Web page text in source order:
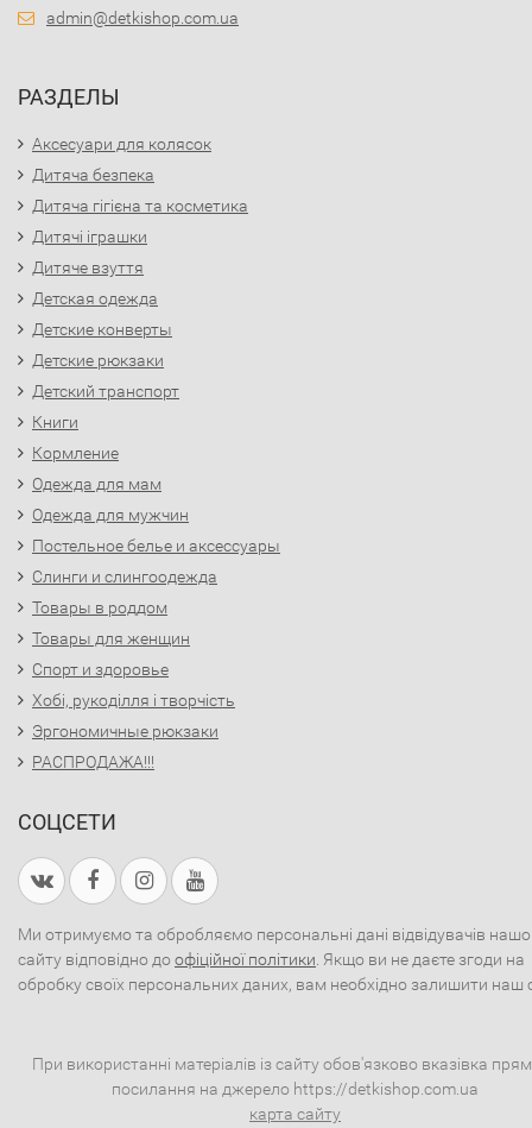
admin@detkishop.com.ua
РАЗДЕЛЫ
Аксесуари для колясок
Дитяча безпека
Дитяча гігієна та косметика
Дитячі іграшки
Дитяче взуття
Детская одежда
Детские конверты
Детские рюкзаки
Детский транспорт
Книги
Кормление
Одежда для мам
Одежда для мужчин
Постельное белье и аксессуары
Слинги и слингоодежда
Товары в роддом
Товары для женщин
Спорт и здоровье
Хобі, рукоділля і творчість
Эргономичные рюкзаки
РАСПРОДАЖА!!!
СОЦСЕТИ
Ми отримуємо та обробляємо персональні дані відвідувачів
сайту відповідно до офіційної політики . Якщо ви не даєте згоди на
обробку своїх персональних даних, вам необхідно залишити наш
При використанні матеріалів із сайту обов'язково вказівка
посилання на джерело https://detkishop.com.ua
карта сайту